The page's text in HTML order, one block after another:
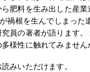
肥料を生み出した産
禍根を生んでしまった
員の著者が語ります。
様性に触れてみません
みいただけます。